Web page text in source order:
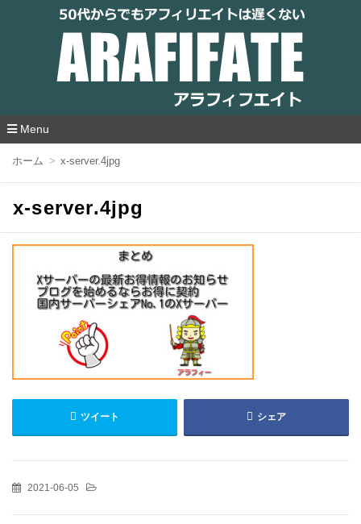
アラフィフエイト｜ 50代からでもアフィリ
エイトは遅くない
Menu
移
ホーム x-server.4jpg
x-server.4jpg
ツイート シェア
2021-06-05